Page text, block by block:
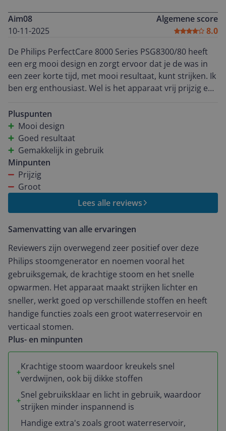
OptimalTemp-functie is superhandig: het strijkijzer
past automatisch de temperatuur aan, waardoor elk
lekt niet en de bewegingssensor herkent wanneer je
strijkt of wanneer het toestel op het station staat.
Daarnaast ziet het strijkijzer er modern en stijlvol uit ik
laat het met trots in het zicht staan! Ondanks de iets
Het is krachtig, soepel in gebruik en de stoomprestatie
is top.
Aim08
10-11-2025
Algemene score
8.0
De Philips PerfectCare 8000 Series PSG8300/80 heeft
een erg mooi design en zorgt ervoor dat je de was in
een zeer korte tijd, met mooi resultaat, kunt strijken. Ik
ben erg enthousiast. Wel is het apparaat vrij prijzig en
past. Het apparaat is snel op temperatuur en verder
gemakkelijk in gebruik.
Pluspunten
Mooi design
Goed resultaat
Gemakkelijk in gebruik
Minpunten
Prijzig
Groot
Lees alle reviews
Samenvatting van alle ervaringen
Reviewers zijn overwegend zeer positief over deze
Philips stoomgenerator en noemen vooral het
gebruiksgemak, de krachtige stoom en het snelle
opwarmen. Het apparaat maakt strijken lichter en
sneller, werkt goed op verschillende stoffen en heeft
handige functies zoals een groot waterreservoir en
verticaal stomen.
Plus- en minpunten
Krachtige stoom waardoor kreukels snel
verdwijnen, ook bij dikke stoffen
Snel gebruiksklaar en licht in gebruik, waardoor
strijken minder inspannend is
Handige extra's zoals groot waterreservoir,